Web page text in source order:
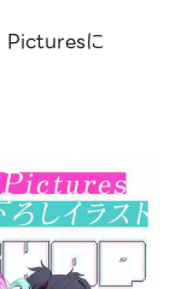
Picturesに